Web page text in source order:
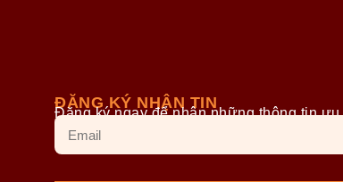
ĐĂNG KÝ NHẬN TIN
Đăng ký ngay để nhận những thông tin